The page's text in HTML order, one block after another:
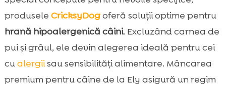
produsele CricksyDogoferă soluții optime pentru
hrană hipoalergenică câini. Excluzând carnea de
pui și grâul, ele devin alegerea ideală pentru cei
cualergiisau sensibilități alimentare. Mâncarea
premium pentru câine de la Ely asigură un regim